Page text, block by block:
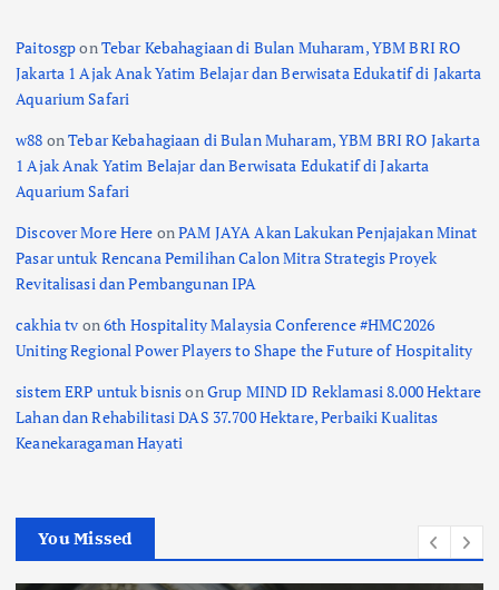
PaitosgponTebar Kebahagiaan di Bulan Muharam, YBM BRI RO
Jakarta 1 Ajak Anak Yatim Belajar dan Berwisata Edukatif di Jakarta
Aquarium Safari
w88 onTebar Kebahagiaan di Bulan Muharam, YBM BRI RO Jakarta
1 Ajak Anak Yatim Belajar dan Berwisata Edukatif di Jakarta
Aquarium Safari
Discover More Here onPAM JAYA Akan Lakukan Penjajakan Minat
Pasar untuk Rencana Pemilihan Calon Mitra Strategis Proyek
Revitalisasi dan Pembangunan IPA
cakhia tv on6th Hospitality Malaysia Conference #HMC2026
Uniting Regional Power Players to Shape the Future of Hospitality
sistem ERP untuk bisnisonGrup MIND ID Reklamasi 8.000 Hektare
Lahan dan Rehabilitasi DAS 37.700 Hektare, Perbaiki Kualitas
Keanekaragaman Hayati
You Missed